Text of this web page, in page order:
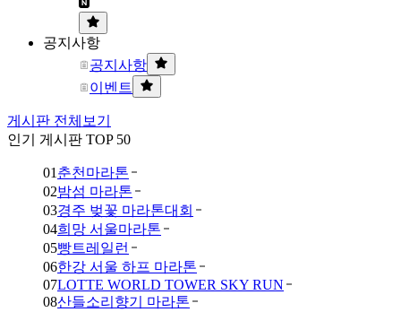
공지사항
공지사항
이벤트
게시판 전체보기
인기 게시판 TOP 50
01 춘천마라톤
02밤섬 마라톤
03경주 벚꽃 마라톤대회
04희망 서울마라톤
05빵트레일런
06한강 서울 하프 마라톤
07LOTTE WORLD TOWER SKY RUN
08산들소리향기 마라톤